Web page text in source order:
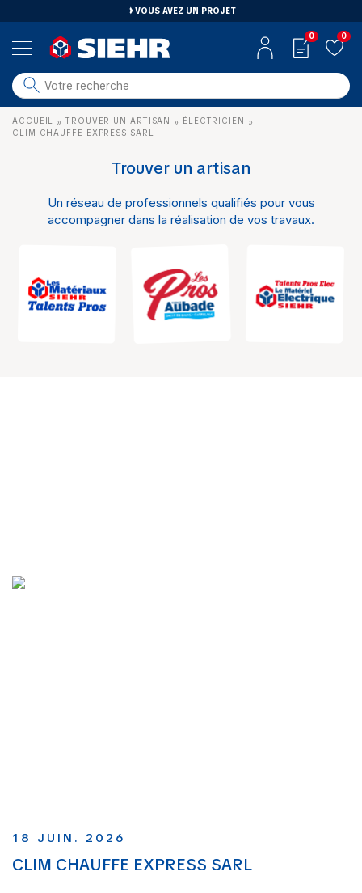
VOUS AVEZ UN PROJET
salle de bain
carrelage
matériaux
aménagement
0 0
ACCUEIL » TROUVER UN ARTISAN » ÉLECTRICIEN
»
CLIM CHAUFFE EXPRESS SARL
Trouver un artisan
Un réseau de professionnels qualifiés pour vous
accompagner dans la réalisation de vos travaux.
18 JUIN. 2026
CLIM CHAUFFE EXPRESS SARL